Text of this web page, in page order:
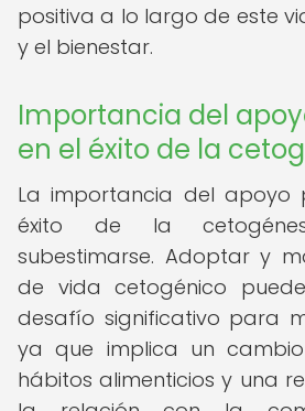
positiva a lo largo de este
y el bienestar.
Importancia del
en el éxito de la
La importancia del apoyo
éxito de la
subestimarse. Adoptar y
de vida cetogénico
desafío significativo para
ya que implica un
hábitos alimenticios y una